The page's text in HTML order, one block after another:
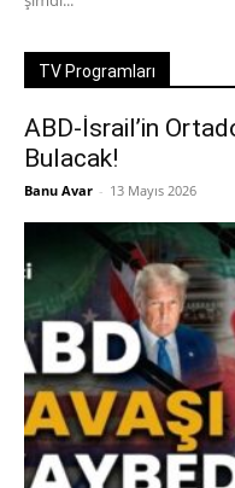
TV Programları
ABD-İsrail’in
Bulacak!
Banu Avar - 13 Mayıs 2026